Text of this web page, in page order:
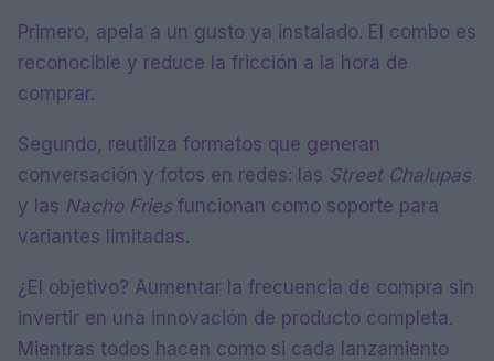
Primero, apela a un gusto ya instalado. El combo es
reconocible y reduce la fricción a la hora de
comprar.
Segundo, reutiliza formatos que generan
conversación y fotos en redes: las Street Chalupas
y las Nacho Friesfuncionan como soporte para
variantes limitadas.
¿El objetivo? Aumentar la frecuencia de compra sin
invertir en una innovación de producto completa.
Mientras todos hacen como si cada lanzamiento